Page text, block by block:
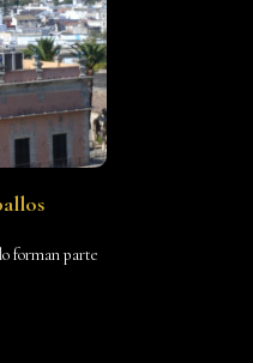
forman parte